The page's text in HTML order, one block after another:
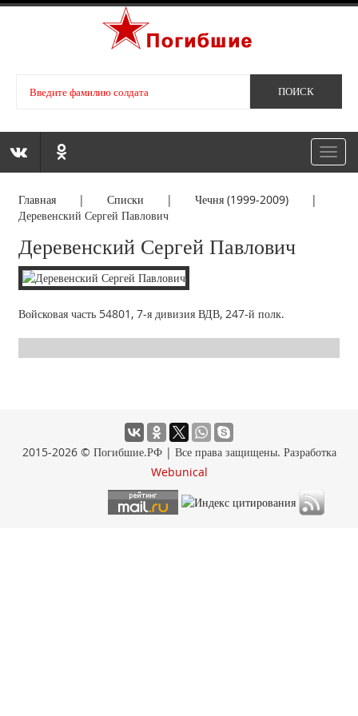
Главная |Списки | Чечня (1999-2009)|
Деревенский Сергей Павлович
Деревенский Сергей Павлович
Войсковая часть 54801, 7-я дивизия ВДВ, 247-й полк.
2015-2026 © Погибшие.РФ | Все права защищены. Разработка
Webunical